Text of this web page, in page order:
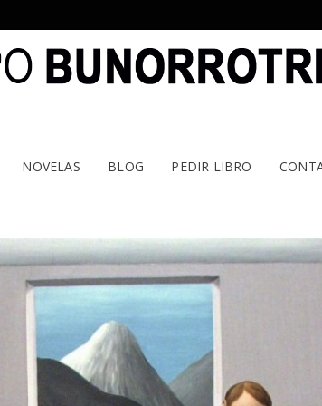
NOVELAS BLOG PEDIR LIBRO